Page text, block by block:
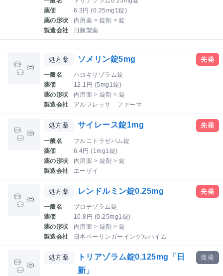
薬価
6.3円 (0.25mg1錠)
薬の形状
内用薬 > 錠剤 > 錠
製造会社
日新製薬
処方薬 ソメリン錠5mg
一般名
ハロキサゾラム錠
薬価
12.1円 (5mg1錠)
薬の形状
内用薬 > 錠剤 > 錠
製造会社
アルフレッサ ファーマ
先発
処方薬 サイレース錠1mg
一般名
フルニトラゼパム錠
薬価
6.4円 (1mg1錠)
薬の形状
内用薬 > 錠剤 > 錠
製造会社
エーザイ
先発
処方薬 レンドルミン錠0.25mg
一般名
ブロチゾラム錠
薬価
10.8円 (0.25mg1錠)
薬の形状
内用薬 > 錠剤 > 錠
製造会社
日本ベーリンガーインゲルハイム
先発
処方薬
トリアゾラム錠0.125mg「日
新」
後発